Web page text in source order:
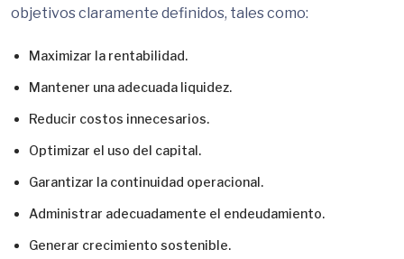
objetivos claramente definidos, tales como:
Maximizar la rentabilidad.
Mantener una adecuada liquidez.
Reducir costos innecesarios.
Optimizar el uso del capital.
Garantizar la continuidad operacional.
Administrar adecuadamente el endeudamiento.
Generar crecimiento sostenible.